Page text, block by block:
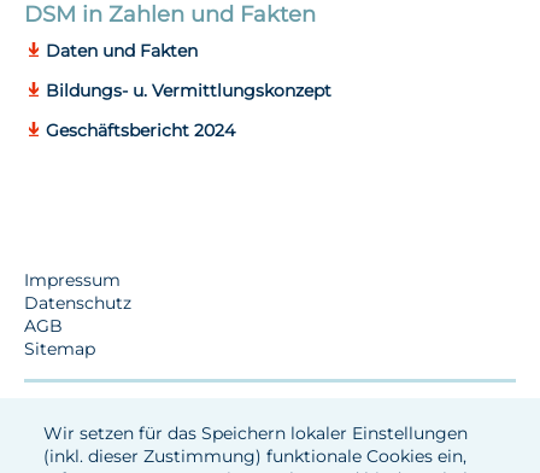
Wir setzen für das Speichern lokaler Einstellungen
(inkl. dieser Zustimmung) funktionale Cookies ein,
DSM in Zahlen und Fakten
Daten und Fakten
Bildungs- u. Vermittlungskonzept
Geschäftsbericht 2024
Impressum
Datenschutz
AGB
Sitemap